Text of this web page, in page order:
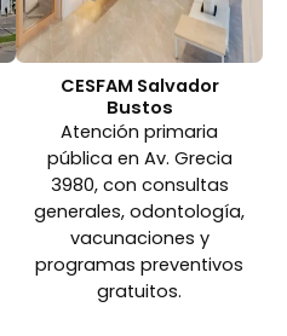
CESFAM Salvador
Bustos
Atención primaria
pública en Av. Grecia
3980, con consultas
generales, odontología,
vacunaciones y
programas preventivos
gratuitos.